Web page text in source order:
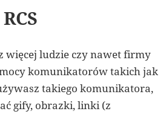
więcej ludzie czy nawet firmy
komunikatorów takich jak
takiego komunikatora,
gify, obrazki, linki (z